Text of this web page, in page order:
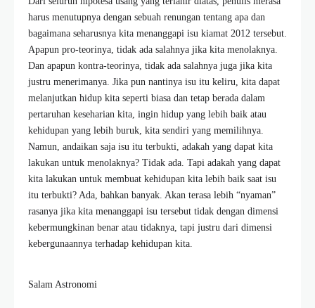
harus menutupnya dengan sebuah renungan tentang apa dan
bagaimana seharusnya kita menanggapi isu kiamat 2012 tersebut.
Apapun pro-teorinya, tidak ada salahnya jika kita menolaknya.
Dan apapun kontra-teorinya, tidak ada salahnya juga jika kita
justru menerimanya. Jika pun nantinya isu itu keliru, kita dapat
melanjutkan hidup kita seperti biasa dan tetap berada dalam
pertaruhan keseharian kita, ingin hidup yang lebih baik atau
kehidupan yang lebih buruk, kita sendiri yang memilihnya.
Namun, andaikan saja isu itu terbukti, adakah yang dapat kita
lakukan untuk menolaknya? Tidak ada. Tapi adakah yang dapat
kita lakukan untuk membuat kehidupan kita lebih baik saat isu
itu terbukti? Ada, bahkan banyak. Akan terasa lebih “nyaman”
rasanya jika kita menanggapi isu tersebut tidak dengan dimensi
kebermungkinan benar atau tidaknya, tapi justru dari dimensi
kebergunaannya terhadap kehidupan kita.
Salam Astronomi